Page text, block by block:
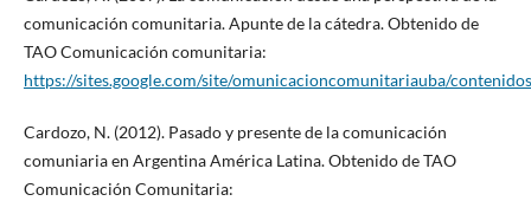
comunicación comunitaria. Apunte de la cátedra. Obtenido de
TAO Comunicación comunitaria:
https://sites.google.com/site/omunicacioncomunitariauba/contenidos
Cardozo, N. (2012). Pasado y presente de la comunicación
comuniaria en Argentina América Latina. Obtenido de TAO
Comunicación Comunitaria: